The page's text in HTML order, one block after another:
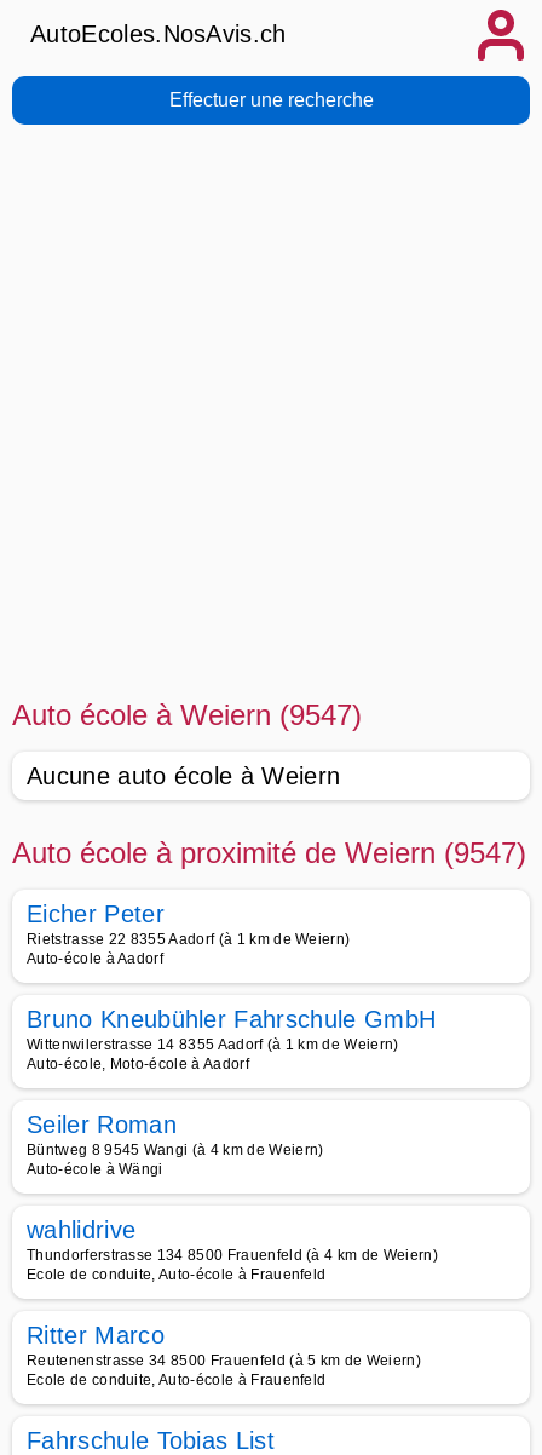
AutoEcoles.NosAvis.ch
Effectuer une recherche
Auto école à Weiern (9547)
Aucune auto école à Weiern
Auto école à proximité de Weiern (9547)
Eicher Peter
Rietstrasse 22 8355 Aadorf (à 1 km de Weiern)
Auto-école à Aadorf
Bruno Kneubühler Fahrschule GmbH
Wittenwilerstrasse 14 8355 Aadorf (à 1 km de Weiern)
Auto-école, Moto-école à Aadorf
Seiler Roman
Büntweg 8 9545 Wangi (à 4 km de Weiern)
Auto-école à Wängi
wahlidrive
Thundorferstrasse 134 8500 Frauenfeld (à 4 km de Weiern)
Ecole de conduite, Auto-école à Frauenfeld
Ritter Marco
Reutenenstrasse 34 8500 Frauenfeld (à 5 km de Weiern)
Ecole de conduite, Auto-école à Frauenfeld
Fahrschule Tobias List